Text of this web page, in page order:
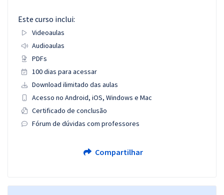
Este curso inclui:
Videoaulas
Audioaulas
PDFs
100 dias para acessar
Download ilimitado das aulas
Acesso no Android, iOS, Windows e Mac
Certificado de conclusão
Fórum de dúvidas com professores
Compartilhar